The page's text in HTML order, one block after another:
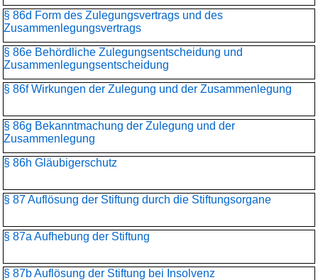
§ 86d Form des Zulegungsvertrags und des
Zusammenlegungsvertrags
§ 86e Behördliche Zulegungsentscheidung und
Zusammenlegungs­entscheidung
§ 86f Wirkungen der Zulegung und der Zusammenlegung
§ 86g Bekanntmachung der Zulegung und der
Zusammenlegung
§ 86h Gläubigerschutz
§ 87 Auflösung der Stiftung durch die Stiftungsorgane
§ 87a Aufhebung der Stiftung
§ 87b Auflösung der Stiftung bei Insolvenz